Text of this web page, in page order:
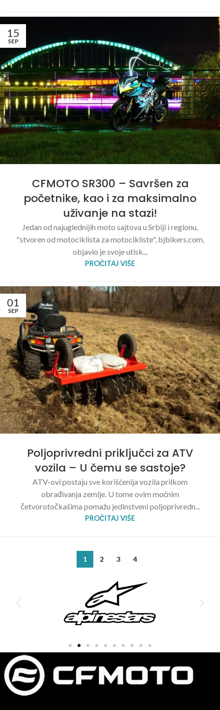
15
SEP
CFMOTO SR300 – Savršen za
početnike, kao i za maksimalno
uživanje na stazi!
Jedan od najuglednijih moto sajtova u Srbiji i regionu,
"stvoren od motociklista za motocikliste", bjbikers.com,
objavio je svoje utisk...
PROČITAJ VIŠE
01
SEP
Poljoprivredni priključci za ATV
vozila – U čemu se sastoje?
ATV-ovi postaju sve korišćenija vozila prilkom
obrađivanja zemlje. U tome ovim moćnim
četvorotočkašima pomažu jedinstveni poljoprivredn...
PROČITAJ VIŠE
1 2 3 4